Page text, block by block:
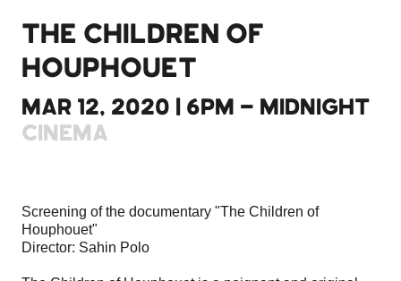
THE CHILDREN OF
HOUPHOUET
MAR 12, 2020 | 6PM - MIDNIGHT
CINEMA
Screening of the documentary "The Children of
Houphouet"
Director: Sahin Polo